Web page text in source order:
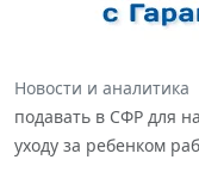
Новости и аналитика
подавать в СФР для
уходу за ребенком